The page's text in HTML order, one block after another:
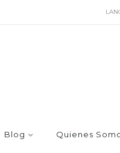
Blog Quienes